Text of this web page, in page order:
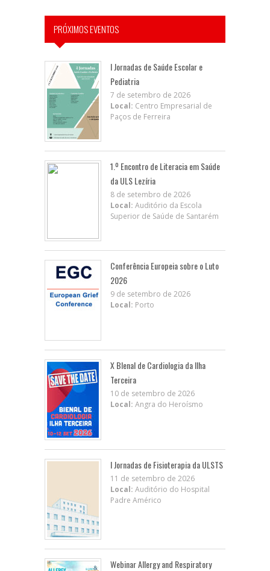
PRÓXIMOS EVENTOS
I Jornadas de Saúde Escolar e
Pediatria
7 de setembro de 2026
Local: Centro Empresarial de
Paços de Ferreira
1.º Encontro de Literacia em Saúde
da ULS Lezíria
8 de setembro de 2026
Local: Auditório da Escola
Superior de Saúde de Santarém
Conferência Europeia sobre o Luto
2026
9 de setembro de 2026
Local: Porto
X BIenal de Cardiologia da Ilha
Terceira
10 de setembro de 2026
Local: Angra do Heroísmo
I Jornadas de Fisioterapia da ULSTS
11 de setembro de 2026
Local: Auditório do Hospital
Padre Américo
Webinar Allergy and Respiratory